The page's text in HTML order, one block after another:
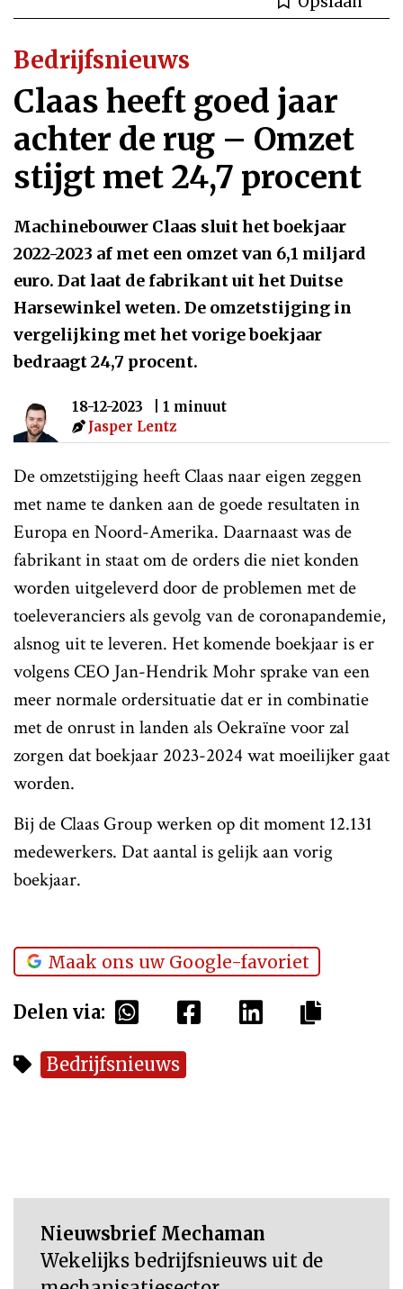
Bedrijfsnieuws
Claas heeft goed jaar
achter de rug – Omzet
stijgt met 24,7 procent
Machinebouwer Claas sluit het boekjaar
2022-2023 af met een omzet van 6,1 miljard
euro. Dat laat de fabrikant uit het Duitse
Harsewinkel weten. De omzetstijging in
vergelijking met het vorige boekjaar
bedraagt 24,7 procent.
18-12-2023
| 1 minuut
Jasper Lentz
De omzetstijging heeft Claas naar eigen zeggen
met name te danken aan de goede resultaten in
Europa en Noord-Amerika. Daarnaast was de
fabrikant in staat om de orders die niet konden
worden uitgeleverd door de problemen met de
toeleveranciers als gevolg van de coronapandemie,
alsnog uit te leveren. Het komende boekjaar is er
volgens CEO Jan-Hendrik Mohr sprake van een
meer normale ordersituatie dat er in combinatie
met de onrust in landen als Oekraïne voor zal
zorgen dat boekjaar 2023-2024 wat moeilijker gaat
worden.
Bij de Claas Group werken op dit moment 12.131
medewerkers. Dat aantal is gelijk aan vorig
boekjaar.
Maak ons uw Google-favoriet
Delen via:
Bedrijfsnieuws
Nieuwsbrief Mechaman
Wekelijks bedrijfsnieuws uit de